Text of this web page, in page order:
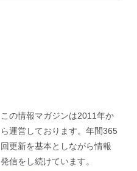
この情報マガジンは2011年か
ら運営しております。年間365
回更新を基本としながら情報
発信をし続けています。